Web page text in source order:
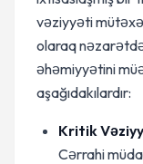
vəziyyəti
olaraq nəzarətdə
əhəmiyyətini
aşağıdakılardır:
Kritik
Cərrahi